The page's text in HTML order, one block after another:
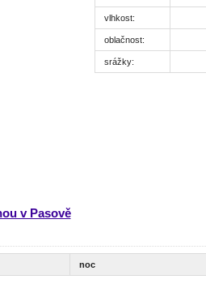
vlhkost:
oblačnost:
srážky:
v Pasově
noc